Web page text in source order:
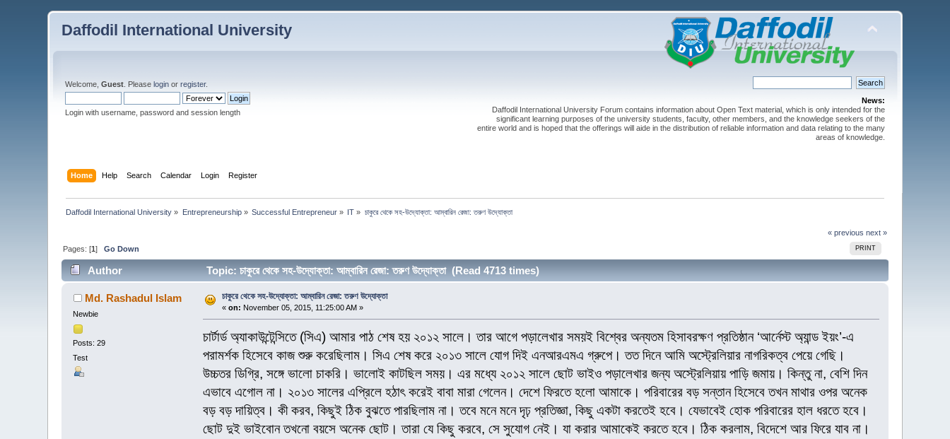
Daffodil International University
Welcome,Guest . Pleaselogin orregister.
Login with username, password and session length
News:
Daffodil International University Forum contains information about Open Text material, which is only intended for the
significant learning purposes of the university students, faculty, other members, and the knowledge seekers of the
entire world and is hoped that the offerings will aide in the distribution of reliable information and data relating to the many
areas of knowledge.
Home Help Search Calendar Login Register
Daffodil International University » Entrepreneurship» Successful Entrepreneur » IT » চাকুরে থেকে সহ-উদ্যোক্তা: আম্বারিন রেজা: তরুণ উদ্যোক্তা
« previous next »
PRINT
Pages: [1]Go Down
Author Topic: চাকুরে থেকে সহ-উদ্যোক্তা: আম্বারিন রেজা: তরুণ উদ্যোক্তা (Read 4713 times)
Md. Rashadul Islam
Newbie
Posts: 29
Test
চাকুরে থেকে সহ-উদ্যোক্তা: আম্বারিন রেজা: তরুণ উদ্যোক্তা
«on: November 05, 2015, 11:25:00 AM »
চার্টার্ড অ্যাকাউন্টেন্সিতে (সিএ) আমার পাঠ শেষ হয় ২০১২ সালে। তার আগে পড়ালেখার সময়ই বিশ্বের অন্যতম হিসাবরক্ষণ প্রতিষ্ঠান ‘আর্নেস্ট অ্যান্ড ইয়ং’-এ
পরামর্শক হিসেবে কাজ শুরু করেছিলাম। সিএ শেষ করে ২০১৩ সালে যোগ দিই এনআরএমএ গ্রুপে। তত দিনে আমি অস্ট্রেলিয়ার নাগরিকত্ব পেয়ে গেছি।
উচ্চতর ডিগ্রি, সঙ্গে ভালো চাকরি। ভালোই কাটছিল সময়। এর মধ্যে ২০১২ সালে ছোট ভাইও পড়ালেখার জন্য অস্ট্রেলিয়ায় পাড়ি জমায়। কিন্তু না, বেশি দিন
এভাবে এগোল না। ২০১৩ সালের এপ্রিলে হঠাৎ করেই বাবা মারা গেলেন। দেশে ফিরতে হলো আমাকে। পরিবারের বড় সন্তান হিসেবে তখন মাথার ওপর অনেক
বড় বড় দায়িত্ব। কী করব, কিছুই ঠিক বুঝতে পারছিলাম না। তবে মনে মনে দৃঢ় প্রতিজ্ঞা, কিছু একটা করতেই হবে। যেভাবেই হোক পরিবারের হাল ধরতে হবে।
ছোট দুই ভাইবোন তখনো বয়সে অনেক ছোট। তারা যে কিছু করবে, সে সুযোগ নেই। যা করার আমাকেই করতে হবে। ঠিক করলাম, বিদেশে আর ফিরে যাব না।